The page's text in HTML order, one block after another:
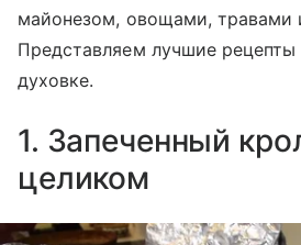
майонезом, овощами, травами
Представляем лучшие рецепты
духовке.
1. Запеченный
целиком